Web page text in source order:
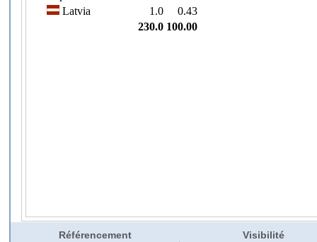
Référencement Visibilité